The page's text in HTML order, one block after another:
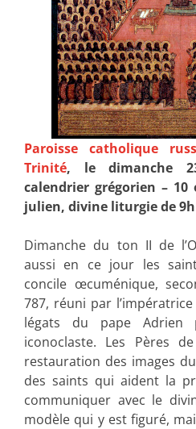
Paroisse catholique
Trinité, le dimanche
calendrier grégorien –
julien, divine liturgie de
Dimanche du ton II de
aussi en ce jour les
concile œcuménique,
787, réuni par
légats du pape
iconoclaste. Les Pères
restauration des images
des saints qui aident la
communiquer avec le
modèle qui y est figuré,